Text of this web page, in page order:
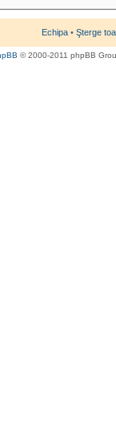
Echipa • Şterge
© 2000-2011 phpBB